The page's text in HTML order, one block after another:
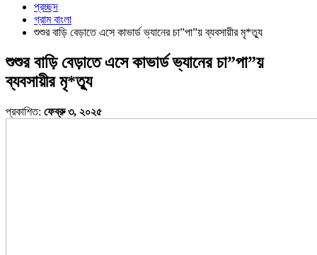
প্রচ্ছদ
গ্রাম বাংলা
শুশুর বাড়ি বেড়াতে এসে কাভার্ড ভ্যানের চা”পা”য় ব্যবসায়ীর মৃ*ত্যু
শুশুর বাড়ি বেড়াতে এসে কাভার্ড ভ্যানের চা”পা”য়
ব্যবসায়ীর মৃ*ত্যু
প্রকাশিত: ফেব্রু ৩, ২০২৫